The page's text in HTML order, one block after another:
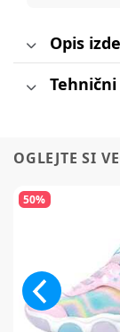
Opis
OGLEJTE SI
50%